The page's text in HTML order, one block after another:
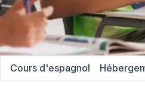
Cours d'espagnol